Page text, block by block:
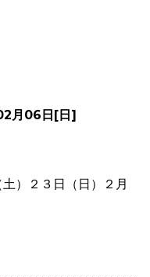
月06日[日]
）２３日（日）２月